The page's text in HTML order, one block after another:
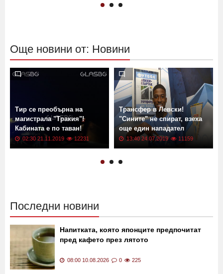
Още новини от: Новини
Тир се преобърна на
магистрала "Тракия"!
Кабината е по таван!
02:30 21.11.2019 12231
Трансфер в Левски!
"Сините" не спират, взеха
още един нападател
13:40 24.07.2019 11159
Последни новини
Напитката, която японците предпочитат
пред кафето през лятото
08:00 10.08.2026 0 225